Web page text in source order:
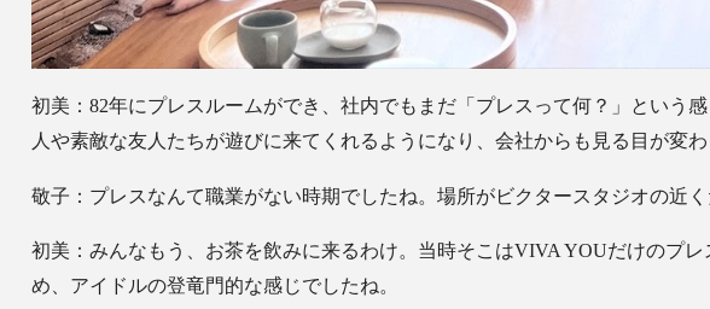
初美：82年にプレスルームができ、社内でもまだ「プレスって何？」という
人や素敵な友人たちが遊びに来てくれるようになり、会社からも見る目が変わ
敬子：プレスなんて職業がない時期でしたね。場所がビクタースタジオの近
初美：みんなもう、お茶を飲みに来るわけ。当時そこはVIVA YOUだけのプ
め、アイドルの登竜門的な感じでしたね。